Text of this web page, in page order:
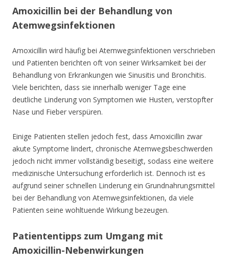
Amoxicillin bei der Behandlung von
Atemwegsinfektionen
Amoxicillin wird häufig bei Atemwegsinfektionen verschrieben
und Patienten berichten oft von seiner Wirksamkeit bei der
Behandlung von Erkrankungen wie Sinusitis und Bronchitis.
Viele berichten, dass sie innerhalb weniger Tage eine
deutliche Linderung von Symptomen wie Husten, verstopfter
Nase und Fieber verspüren.
Einige Patienten stellen jedoch fest, dass Amoxicillin zwar
akute Symptome lindert, chronische Atemwegsbeschwerden
jedoch nicht immer vollständig beseitigt, sodass eine weitere
medizinische Untersuchung erforderlich ist. Dennoch ist es
aufgrund seiner schnellen Linderung ein Grundnahrungsmittel
bei der Behandlung von Atemwegsinfektionen, da viele
Patienten seine wohltuende Wirkung bezeugen.
Patiententipps zum Umgang mit
Amoxicillin-Nebenwirkungen